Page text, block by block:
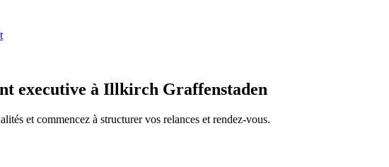
executive à Illkirch Graffenstaden
et commencez à structurer vos relances et rendez-vous.